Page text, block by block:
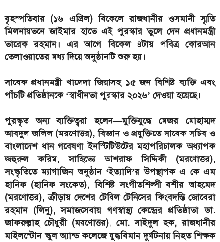
বৃহস্পতিবার (১৬ এপ্রিল) বিকেলে রাজধানীর ওসমানী স্মৃতি
মিলনায়তনে জাইমার হাতে এই পুরস্কার তুলে দেন প্রধানমন্ত্রী
তারেক রহমান। এর আগে বিকেল ৪টায় পবিত্র কোরআন
তেলাওয়াতের মধ্য দিয়ে অনুষ্ঠানটি শুরু হয়।
সাবেক প্রধানমন্ত্রী খালেদা জিয়াসহ ১৫ জন বিশিষ্ট ব্যক্তি এবং
পাঁচটি প্রতিষ্ঠানকে ‘স্বাধীনতা পুরস্কার ২০২৬’ দেওয়া হয়েছে।
পুরস্কৃত অন্য ব্যক্তিত্বরা হলেন—মুক্তিযুদ্ধে মেজর মোহাম্মদ
আবদুল জলিল (মরণোত্তর), বিজ্ঞান ও প্রযুক্তিতে সাবেক সচিব ও
বাংলাদেশ ধান গবেষণা ইনস্টিটিউটের মহাপরিচালক অধ্যাপক
জহুরুল করিম, সাহিত্যে আশরাফ সিদ্দিকী (মরণোত্তর),
সংস্কৃতিতে ম্যাগাজিন অনুষ্ঠান ‘ইত্যাদি’র উপস্থাপক এ কে এম
হানিফ (হানিফ সংকেত), বিশিষ্ট সংগীতশিল্পী বশীর আহমেদ
(মরণোত্তর), ক্রীড়ায় দেশের টেবিল টেনিসের কিংবদন্তি জোবেরা
রহমান (লিনু), সমাজসেবায় গণস্বাস্থ্য কেন্দ্রের প্রতিষ্ঠাতা ডা.
জাফরুল্লাহ চৌধুরী (মরণোত্তর), মো. সাইদুল হক, রাজধানীর
মাইলস্টোন স্কুল অ্যান্ড কলেজে যুদ্ধবিমান দুর্ঘটনায় নিহত শিক্ষক